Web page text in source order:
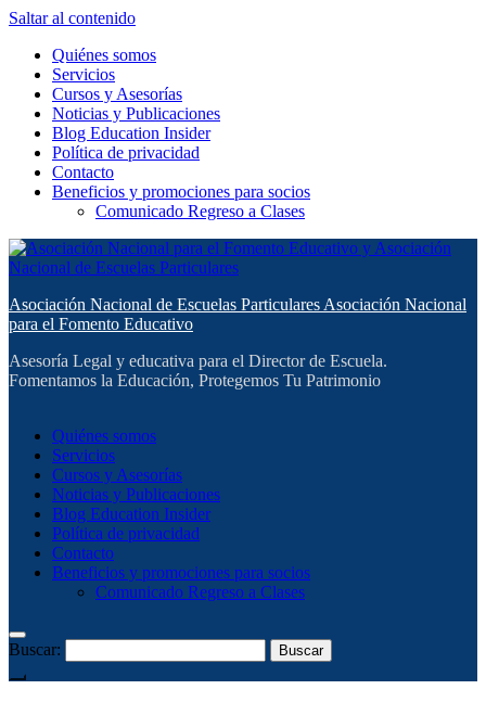
Saltar al contenido
Quiénes somos
Servicios
Cursos y Asesorías
Noticias y Publicaciones
Blog Education Insider
Política de privacidad
Contacto
Beneficios y promociones para socios
Comunicado Regreso a Clases
Asociación Nacional de Escuelas Particulares Asociación Nacional
para el Fomento Educativo
Asesoría Legal y educativa para el Director de Escuela.
Fomentamos la Educación, Protegemos Tu Patrimonio
Quiénes somos
Servicios
Cursos y Asesorías
Noticias y Publicaciones
Blog Education Insider
Política de privacidad
Contacto
Beneficios y promociones para socios
Comunicado Regreso a Clases
Buscar: